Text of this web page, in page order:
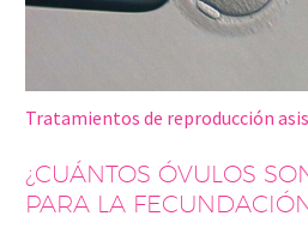
Tratamientos de reproducción
¿CUÁNTOS ÓVULOS
PARA LA